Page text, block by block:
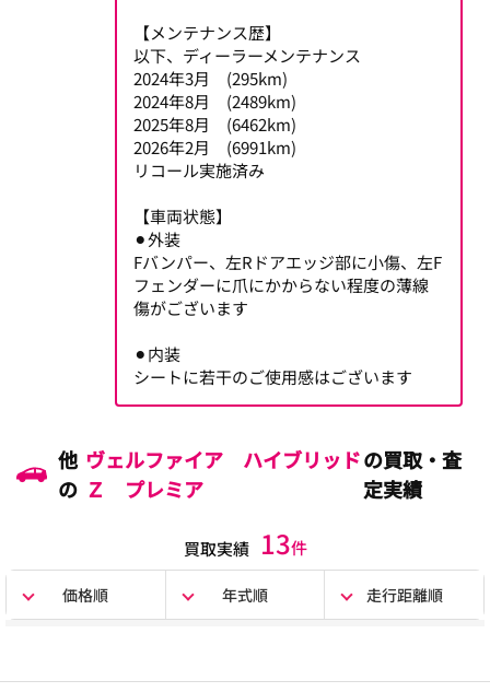
【メンテナンス歴】
以下、ディーラーメンテナンス
2024年3月 (295km)
2024年8月 (2489km)
2025年8月 (6462km)
2026年2月 (6991km)
リコール実施済み
【車両状態】
⚫︎外装
Fバンパー、左Rドアエッジ部に小傷、左F
フェンダーに爪にかからない程度の薄線
傷がございます
⚫︎内装
シートに若干のご使用感はございます
他
の
ヴェルファイア ハイブリッド
Ｚ プレミア
の買取・査
定実績
買取実績 13件
価格順 年式順 走行距離順